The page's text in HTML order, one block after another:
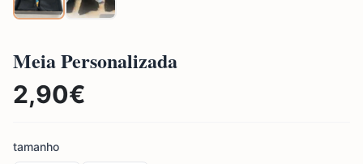
Meia Personalizada
2,90€
tamanho